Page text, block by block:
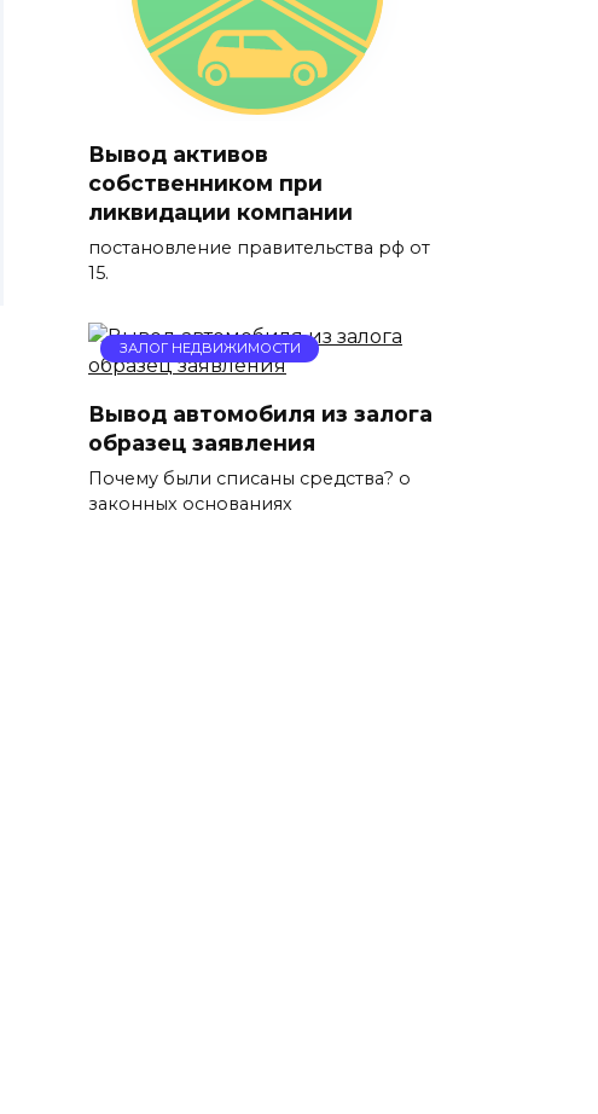
Вывод активов
собственником при
ликвидации компании
постановление правительства рф от
15.
ЗАЛОГ НЕДВИЖИМОСТИ
Вывод автомобиля из залога
образец заявления
Почему были списаны средства? о
законных основаниях